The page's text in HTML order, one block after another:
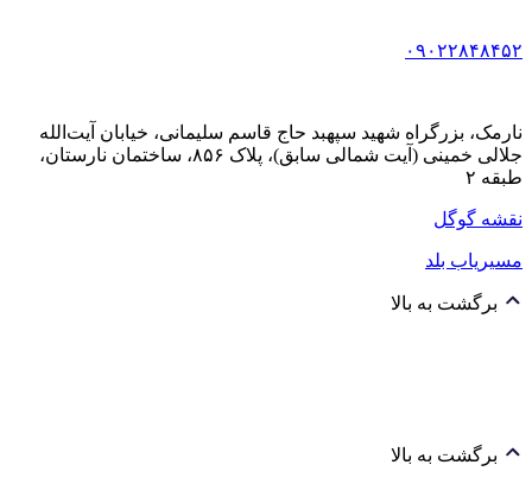
۰۹۰۲۲۸۴۸۴۵۲
نارمک، بزرگراه شهید سپهبد حاج قاسم سلیمانی، خیابان آیت‌الله
جلالی خمینی (آیت شمالی سابق)، پلاک ۸۵۶، ساختمان نارستان،
طبقه ۲
نقشه گوگل
مسیریاب بلد
برگشت به بالا
برگشت به بالا